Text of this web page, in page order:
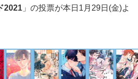
2021 」の投票が本日1月29日(金)よ